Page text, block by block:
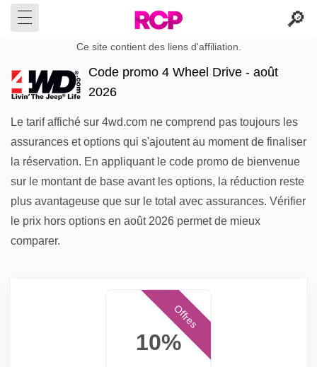
Ce site contient des liens d'affiliation.
Code promo 4 Wheel Drive - août
2026
Le tarif affiché sur 4wd.com ne comprend pas toujours les
assurances et options qui s'ajoutent au moment de finaliser
la réservation. En appliquant le code promo de bienvenue
sur le montant de base avant les options, la réduction reste
plus avantageuse que sur le total avec assurances. Vérifier
le prix hors options en août 2026 permet de mieux
comparer.
10%
Offres